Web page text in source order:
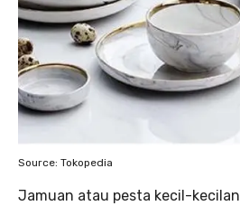
Source: Tokopedia
Jamuan atau pesta kecil-